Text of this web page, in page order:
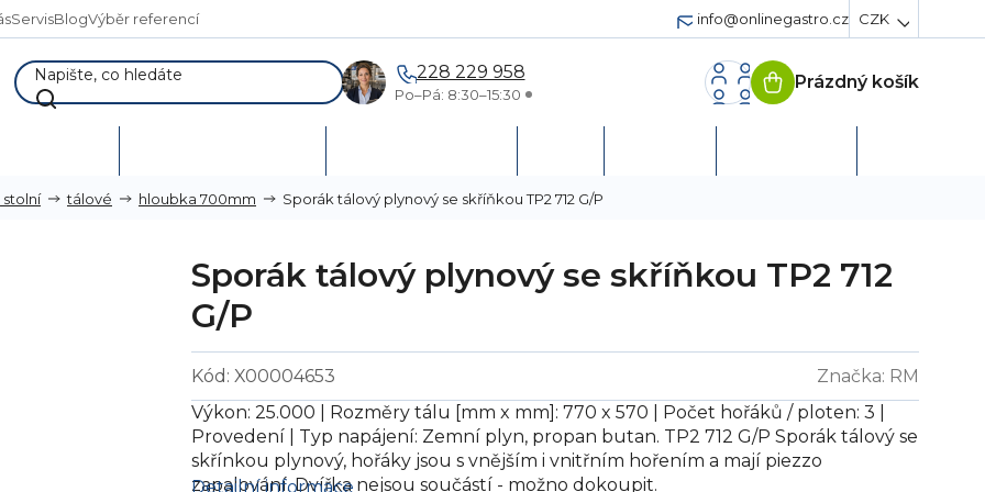
ServisBlogVýběr referencí info@onlinegastro.cz CZK
228 229 958
Po–Pá: 8:30–15:30
Nákupní
Prázdný košík
stolní tálové hloubka 700mm Sporák tálový plynový se skříňkou TP2 712 G/P
Sporák tálový plynový se skříňkou TP2 712
G/P
Značka: RM
Kód: X00004653
Výkon: 25.000 | Rozměry tálu [mm x mm]: 770 x 570 | Počet hořáků / ploten: 3 |
Provedení | Typ napájení: Zemní plyn, propan butan. TP2 712 G/P Sporák tálový se
skřínkou plynový, hořáky jsou s vnějším i vnitřním hořením a mají piezzo
zapalování. Dvířka nejsou součástí - možno dokoupit.
Detailní informace